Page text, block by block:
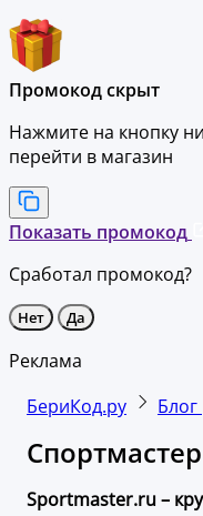
Промокод скрыт
Нажмите на кнопку
перейти в магазин
Показать промокод
Сработал промокод?
Нет Да
Реклама
БериКод.ру
Блог
Sportmaster.ru –